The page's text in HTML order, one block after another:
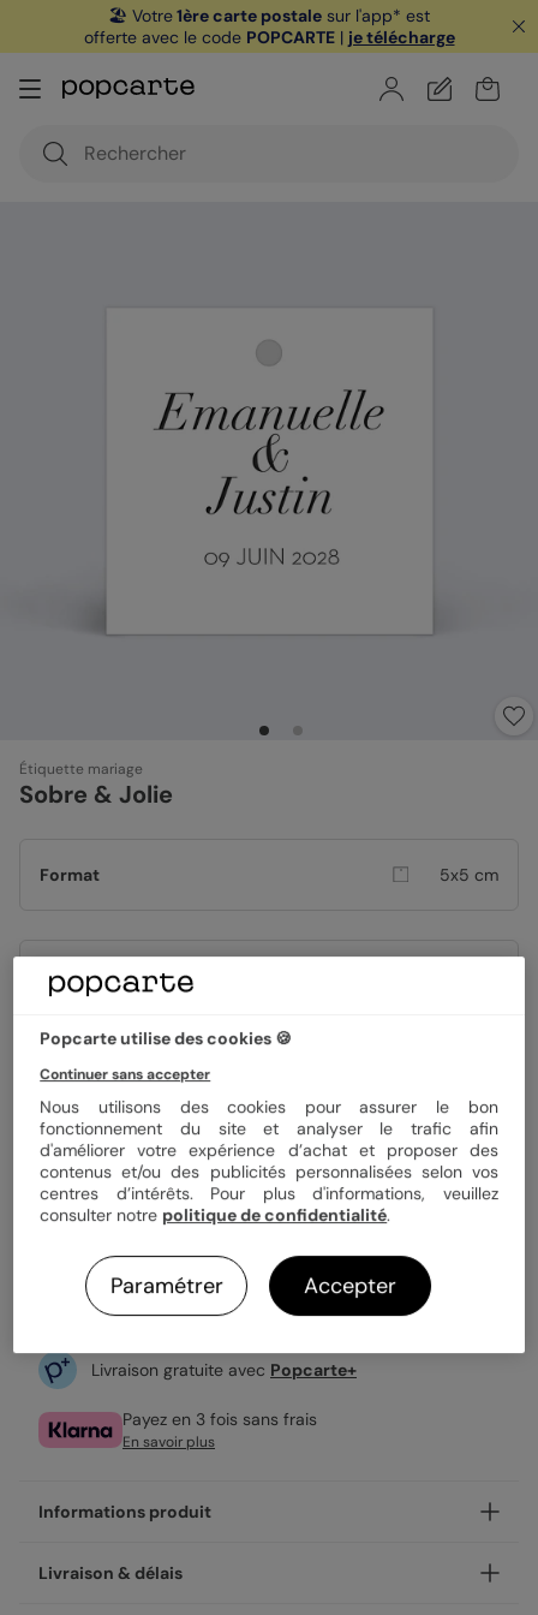
🏖️ Votre1ère carte postale sur l'app* est
offerte avec le code POPCARTE| je télécharge
Étiquette mariage
Sobre & Jolie
Format 5x5 cm
Papier
Quantité
6,40 €
Vendu en lot de 8
Expédition rapide en 48h
Personnaliser
Livraison gratuite avec Popcarte+
Payez en 3 fois sans frais
En savoir plus
Informations produit
Personnalisez votre étiquette Sobre & Jolie, et laissez un
Livraison & délais
Popcarte utilise des cookies 🍪
Continuer sans accepter
Nous utilisons des cookies pour assurer le bon
fonctionnement du site et analyser le trafic afin
d'améliorer votre expérience d’achat et proposer des
contenus et/ou des publicités personnalisées selon vos
centres d’intérêts. Pour plus d'informations, veuillez
consulter notre politique de confidentialité.
Paramétrer Accepter